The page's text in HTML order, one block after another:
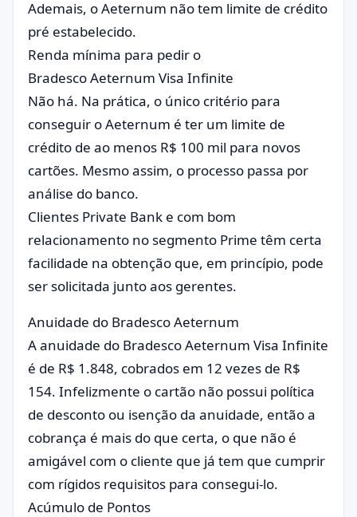
Ademais, o Aeternum não tem limite de crédito
pré estabelecido.
Renda mínima para pedir o
Bradesco Aeternum Visa Infinite
Não há. Na prática, o único critério para
conseguir o Aeternum é ter um limite de
crédito de ao menos R$ 100 mil para novos
cartões. Mesmo assim, o processo passa por
análise do banco.
Clientes Private Bank e com bom
relacionamento no segmento Prime têm certa
facilidade na obtenção que, em princípio, pode
ser solicitada junto aos gerentes.
Anuidade do Bradesco Aeternum
A anuidade do Bradesco Aeternum Visa Infinite
é de R$ 1.848, cobrados em 12 vezes de R$
154. Infelizmente o cartão não possui política
de desconto ou isenção da anuidade, então a
cobrança é mais do que certa, o que não é
amigável com o cliente que já tem que cumprir
com rígidos requisitos para consegui-lo.
Acúmulo de Pontos